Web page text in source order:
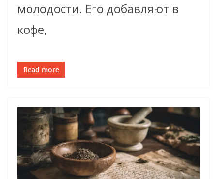
молодости. Его добавляют в
кофе,
Read more